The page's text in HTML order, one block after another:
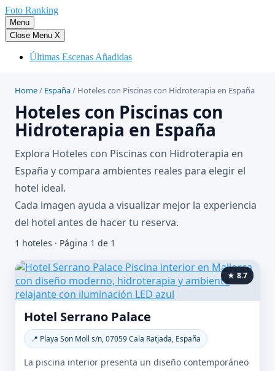
Saltar
al
contenido
Foto Ranking
Menu
Close Menu X
Últimas Escenas Añadidas
Home/ España/ Hoteles con Piscinas con Hidroterapia en España
Hoteles con Piscinas con
Hidroterapia en España
Explora Hoteles con Piscinas con Hidroterapia en
España y compara ambientes reales para elegir el
hotel ideal.
Cada imagen ayuda a visualizar mejor la experiencia
del hotel antes de hacer tu reserva.
1 hoteles · Página 1 de 1
★ 8.7
Hotel Serrano Palace
📍 Playa Son Moll s/n, 07059 Cala Ratjada, España
La piscina interior presenta un diseño contemporáneo